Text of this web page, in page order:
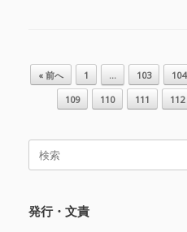
投稿ナビゲーション
« 前へ 1 … 103 104
109
110 111 112
発行・文責